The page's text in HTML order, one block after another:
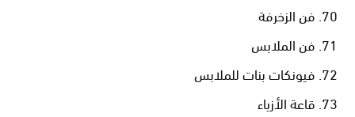
فن الزخرفة
فن الملابس
فيونكات بنات للملابس
قاعة الأزياء